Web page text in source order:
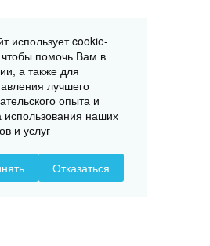
использует cookie-
помочь Вам в
а также для
лучшего
опыта и
использования наших
и услуг
Отказаться